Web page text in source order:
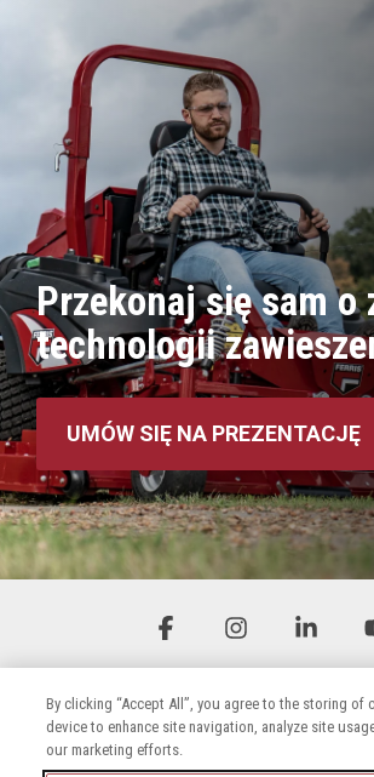
Przekonaj się sam o
technologii
UMÓW SIĘ NA PREZENTACJĘ
FacebookInstagram
By clicking “Accept All”, you agree to the storing of
device to enhance site navigation, analyze site
our marketing efforts.